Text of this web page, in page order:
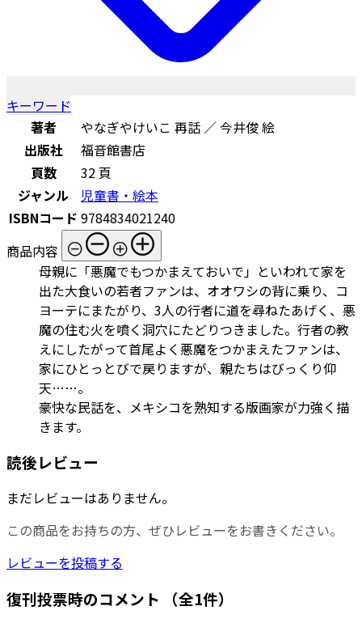
キーワード
著者
やなぎやけいこ 再話 ／ 今井俊 絵
出版社
福音館書店
頁数
32 頁
ジャンル
児童書・絵本
ISBNコード 9784834021240
商品内容
母親に「悪魔でもつかまえておいで」といわれて家を
出た大食いの若者ファンは、オオワシの背に乗り、コ
ヨーテにまたがり、3人の行者に道を尋ねたあげく、悪
魔の住む火を噴く洞穴にたどりつきました。行者の教
えにしたがって首尾よく悪魔をつかまえたファンは、
家にひとっとびで戻りますが、親たちはびっくり仰
天……。
豪快な民話を、メキシコを熟知する版画家が力強く描
きます。
読後レビュー
まだレビューはありません。
この商品をお持ちの方、ぜひレビューをお書きください。
レビューを投稿する
復刊投票時のコメント （全1件）